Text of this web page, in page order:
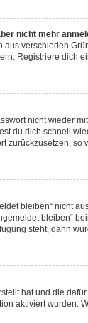
nicht mehr
verschieden
Registriere dich
nicht wieder
du dich schnell
zurückzusetzen,
bleiben“ nicht
bleiben“
steht, dann
hat und die
aktiviert